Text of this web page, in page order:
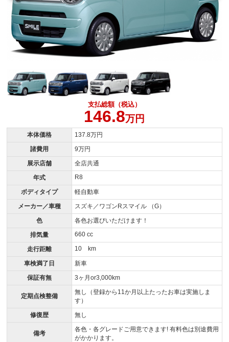
支払総額（税込）
146.8万円
本体価格
137.8万円
諸費用
9万円
展示店舗
全店共通
年式
R8
ボディタイプ
軽自動車
メーカー／車種
スズキ／ワゴンRスマイル （G）
色
各色お選びいただけます！
排気量
660 cc
走行距離 10 km
車検満了日
新車
保証有無
3ヶ月or3,000km
定期点検整備
無し（登録から11か月以上たったお車は実施しま
す）
修復歴
無し
備考
各色・各グレードご用意できます! 有料色は別途費用
がかかります。